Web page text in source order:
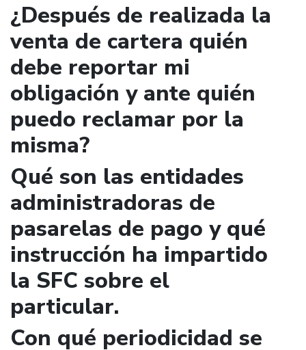
¿Después de realizada la
venta de cartera quién
debe reportar mi
obligación y ante quién
puedo reclamar por la
misma?
Qué son las entidades
administradoras de
pasarelas de pago y qué
instrucción ha impartido
la SFC sobre el
particular.
Con qué periodicidad se